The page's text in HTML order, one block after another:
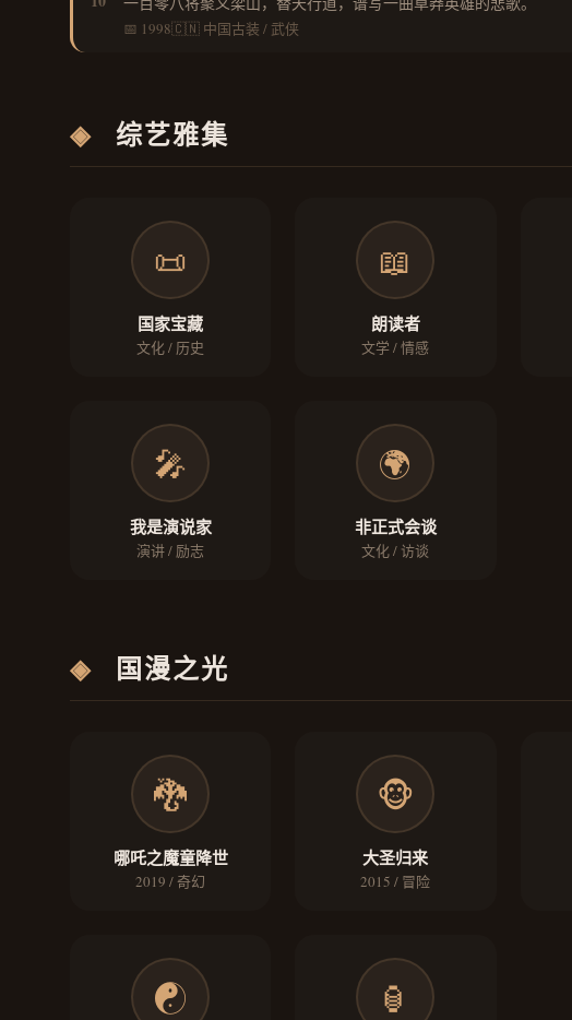
📅 1998🇨🇳 中国古装 / 武侠
◈ 综艺雅集
📜
国家宝藏
文化 / 历史
📖
朗读者
文学 / 情感
🎤
我是演说家
演讲 / 励志
🌍
非正式会谈
文化 / 访谈
◈ 国漫之光
🐉
哪吒之魔童降世
2019 / 奇幻
🐵
大圣归来
2015 / 冒险
☯️ 🏮